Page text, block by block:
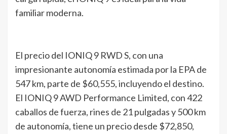
familiar moderna.
El precio del IONIQ 9 RWD S, con una
impresionante autonomía estimada por la EPA de
547 km, parte de $60,555, incluyendo el destino.
El IONIQ 9 AWD Performance Limited, con 422
caballos de fuerza, rines de 21 pulgadas y 500 km
de autonomía, tiene un precio desde $72,850,